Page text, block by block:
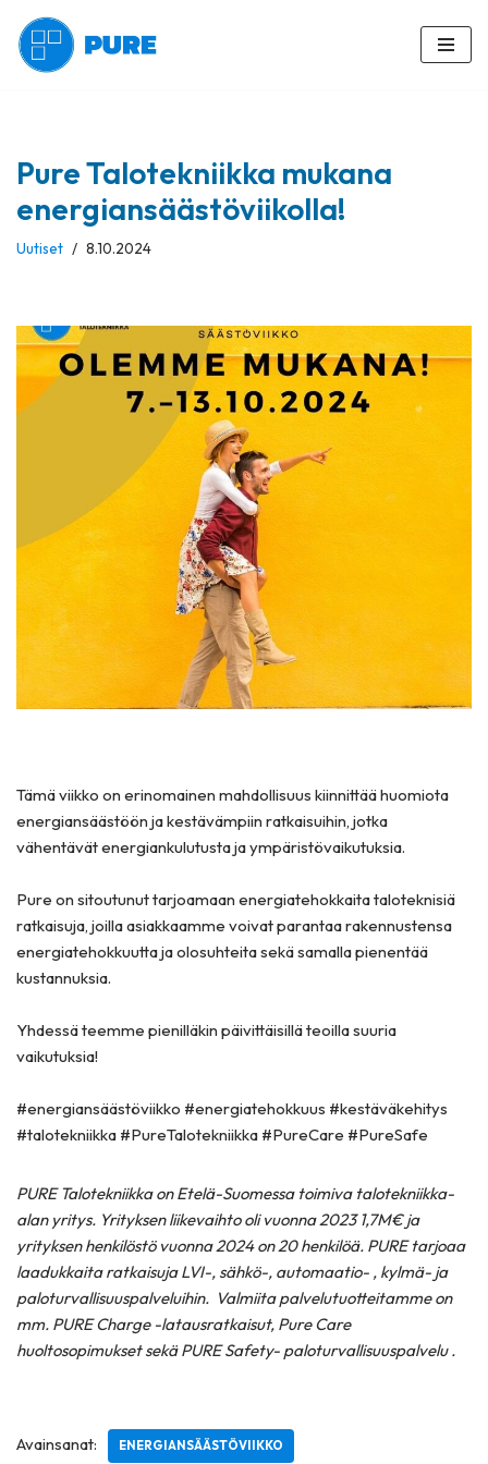
Siirry
Pure Talotekniikka mukana
energiansäästöviikolla!
Uutiset 8.10.2024
Tämä viikko on erinomainen mahdollisuus kiinnittää huomiota
energiansäästöön ja kestävämpiin ratkaisuihin, jotka
vähentävät energiankulutusta ja ympäristövaikutuksia.
Pure on sitoutunut tarjoamaan energiatehokkaita taloteknisiä
ratkaisuja, joilla asiakkaamme voivat parantaa rakennustensa
energiatehokkuutta ja olosuhteita sekä samalla pienentää
kustannuksia.
Yhdessä teemme pienilläkin päivittäisillä teoilla suuria
vaikutuksia!
#energiansäästöviikko #energiatehokkuus #kestäväkehitys
#talotekniikka #PureTalotekniikka #PureCare #PureSafe
PURE Talotekniikka on Etelä-Suomessa toimiva talotekniikka-
alan yritys. Yrityksen liikevaihto oli vuonna 2023 1,7M€ ja
yrityksen henkilöstö vuonna 2024 on 20 henkilöä. PURE tarjoaa
laadukkaita ratkaisuja LVI-, sähkö-, automaatio- , kylmä- ja
paloturvallisuuspalveluihin. Valmiita palvelutuotteitamme on
mm. PURE Charge -latausratkaisut, Pure Care
huoltosopimukset sekä PURE Safety- paloturvallisuuspalvelu .
Avainsanat: ENERGIANSÄÄSTÖVIIKKO